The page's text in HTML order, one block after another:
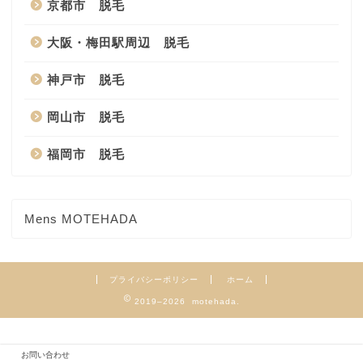
京都市 脱毛
大阪・梅田駅周辺 脱毛
神戸市 脱毛
岡山市 脱毛
福岡市 脱毛
Mens MOTEHADA
プライバシーポリシー ホーム
2019–2026 motehada.
お問い合わせ